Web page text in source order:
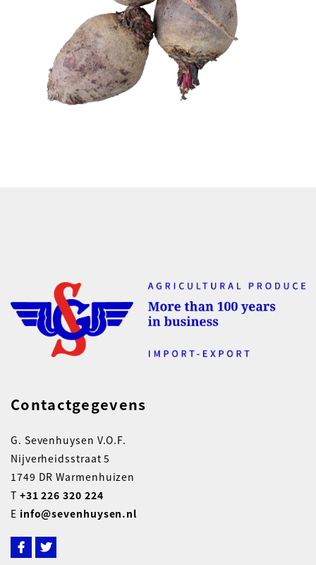
Contactgegevens
G. Sevenhuysen V.O.F.
Nijverheidsstraat 5
1749 DR Warmenhuizen
T +31 226 320 224
E info@sevenhuysen.nl